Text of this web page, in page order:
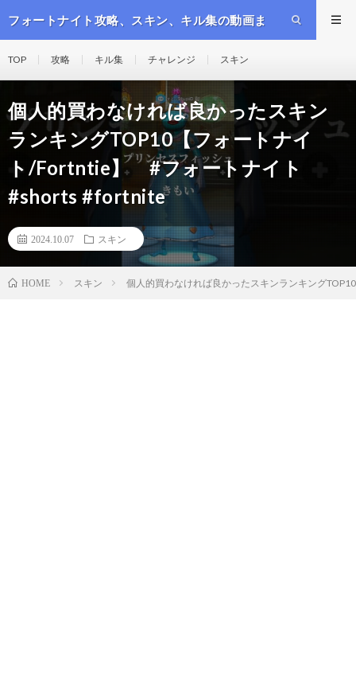
フォートナイト攻略、スキン、キル集の動画ま
TOP 攻略 キル集 チャレンジ スキン
個人的買わなければ良かったスキン
ランキングTOP10【フォートナイ
ト/Fortntie】 #フォートナイト
#shorts #fortnite
2024.10.07 スキン
HOME スキン 個人的買わなければ良かったスキンランキング